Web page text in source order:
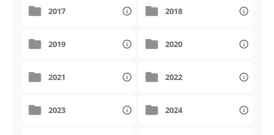
2017 2018
2019 2020
2021 2022
2023 2024